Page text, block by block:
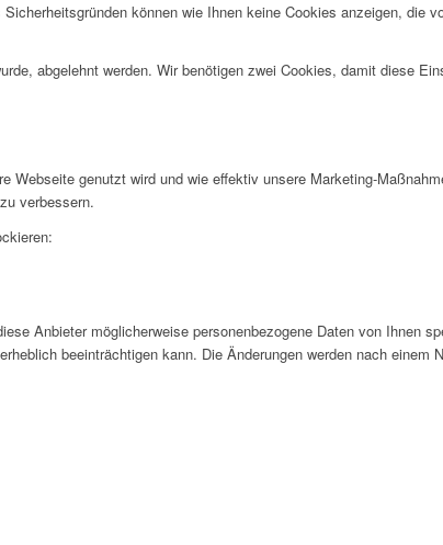
können wie Ihnen keine Cookies anzeigen, die
abgelehnt werden. Wir benötigen zwei Cookies, damit diese
genutzt wird und wie effektiv unsere Marketing-
verbessern.
Anbieter möglicherweise personenbezogene Daten von Ihnen
beeinträchtigen kann. Die Änderungen werden nach einem